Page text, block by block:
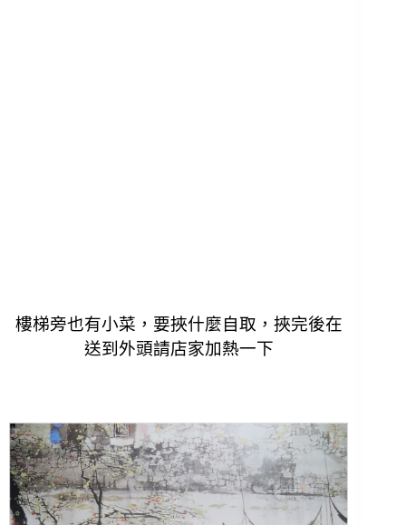
樓梯旁也有小菜，要挾什麼自取， 挾完後在
送到外頭請店家加熱一下